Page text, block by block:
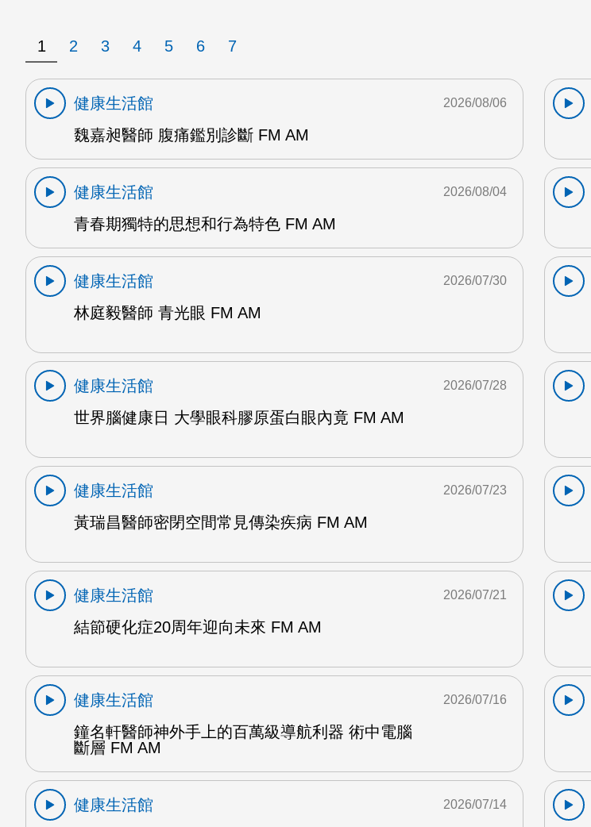
1 2 3 4 5 6 7
健康生活館
魏嘉昶醫師 腹痛鑑別診斷 FM AM
2026/08/06
健康生活館
青春期獨特的思想和行為特色 FM AM
2026/08/04
健康生活館
林庭毅醫師 青光眼 FM AM
2026/07/30
健康生活館
世界腦健康日 大學眼科膠原蛋白眼內竟 FM AM
2026/07/28
健康生活館
黃瑞昌醫師密閉空間常見傳染疾病 FM AM
2026/07/23
健康生活館
結節硬化症20周年迎向未來 FM AM
2026/07/21
健康生活館
鐘名軒醫師神外手上的百萬級導航利器 術中電腦
斷層 FM AM
2026/07/16
健康生活館
2026/07/14